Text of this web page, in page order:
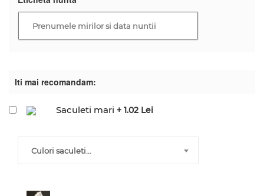
Iti mai recomandam:
Saculeti mari + 1.02 Lei
Culori saculeti...